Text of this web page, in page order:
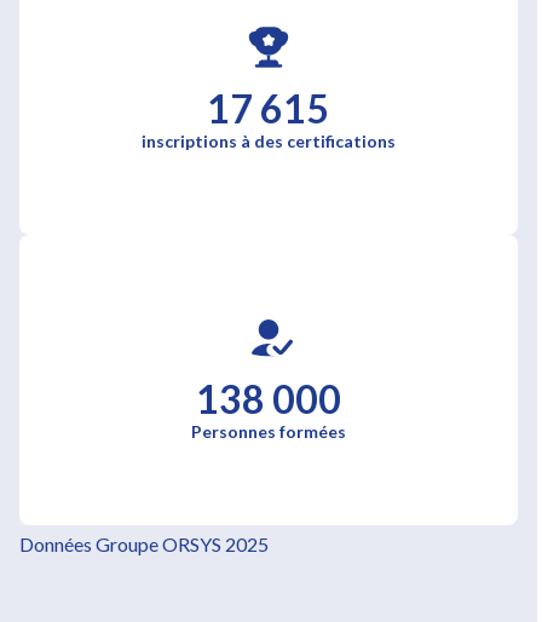
17 615
inscriptions à des certifications
138 000
Personnes formées
Données Groupe ORSYS 2025